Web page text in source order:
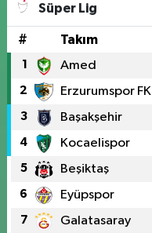
Süper Lig
# Takım
1 Amed
2 Erzurumspor FK
3 Başakşehir
4 Kocaelispor
5 Beşiktaş
6 Eyüpspor
7 Galatasaray